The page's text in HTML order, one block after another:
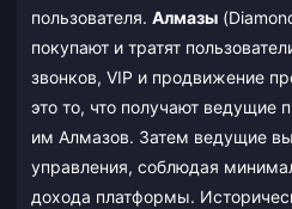
пользователя. Алмазы
покупают и тратят
звонков, VIP и продвижение
это то, что получают ведущие
им Алмазов. Затем ведущие
управления, соблюдая
дохода платформы.